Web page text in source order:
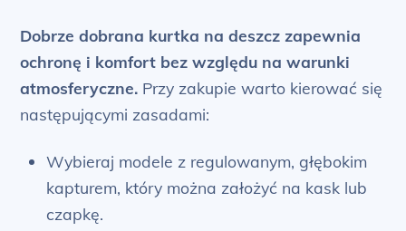
Dobrze dobrana kurtka na deszcz zapewnia
ochronę i komfort bez względu na warunki
atmosferyczne. Przy zakupie warto kierować się
następującymi zasadami:
Wybieraj modele z regulowanym, głębokim
kapturem, który można założyć na kask lub
czapkę.